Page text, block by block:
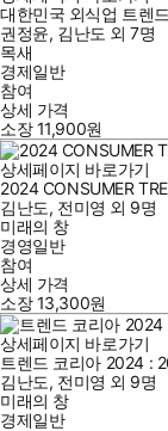
대한민국 외식업 트렌
권정윤, 김난도 외7명
목새
경제일반
참여
상세 가격
소장11,900원
상세페이지 바로가기
2024 CONSUMER
김난도, 전미영 외 9명
미래의 창
경영일반
참여
상세 가격
소장13,300원
상세페이지 바로가기
트렌드 코리아 2024 :
김난도, 전미영 외 9명
미래의 창
경제일반